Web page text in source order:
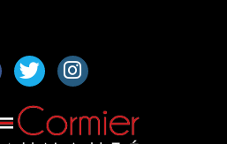
Lien vers le compte Facebook
Lien vers le compte Twitter
Lien vers le compte